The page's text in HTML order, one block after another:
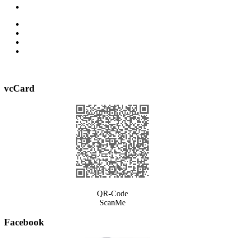
vcCard
QR-Code
ScanMe
Facebook